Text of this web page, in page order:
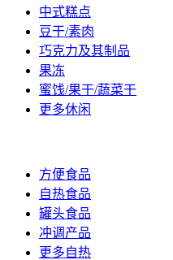
中式糕点
豆干/素肉
巧克力及其制品
果冻
蜜饯/果干/蔬菜干
更多休闲
方便食品
自热食品
罐头食品
冲调产品
更多自热